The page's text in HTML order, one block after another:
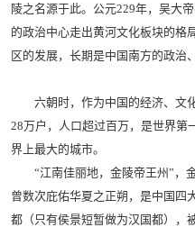
陵之名源于此。公元229年，吴大
的政治中心走出黄河文化板块的格
区的发展，长期是中国南方的政治
六朝时，作为中国的经济、文
28万户，人口超过百万，是世界第
界上最大的城市。
“江南佳丽地，金陵帝王州”，
曾数次庇佑华夏之正朔，是中国四
都（只有侯景短暂做为汉国都），